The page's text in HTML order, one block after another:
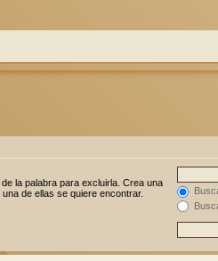
de la palabra para excluirla. Crea una
de ellas se quiere encontrar.